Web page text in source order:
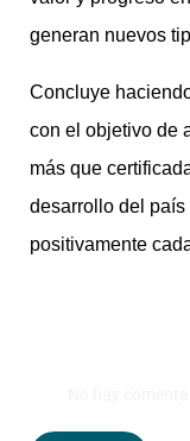
generan nuevos
Concluye
con el objetivo de
más que
desarrollo del
positivamente